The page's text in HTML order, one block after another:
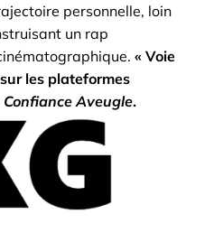
personnelle, loin
un rap
« Voie
les plateformes
Confiance Aveugle.